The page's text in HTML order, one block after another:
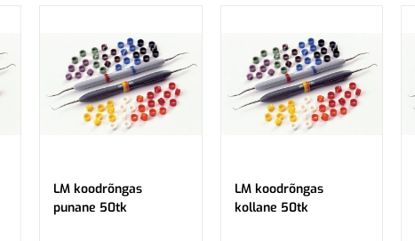
LM koodrõngas
punane 50tk
LM koodrõngas
kollane 50tk